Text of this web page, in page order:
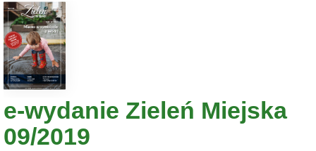
e-wydanie Zieleń Miejska
09/2019